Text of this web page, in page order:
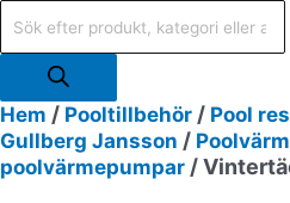
Hem / Pooltillbehör / Pool
Gullberg Jansson /
poolvärmepumpar /